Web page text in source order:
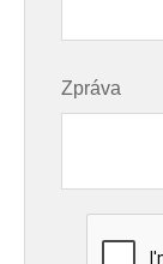
Zpráva